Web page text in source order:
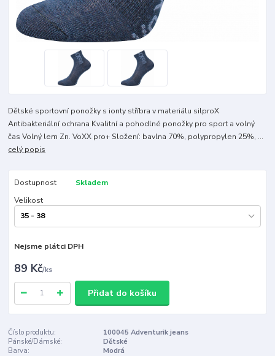
Dětské sportovní ponožky s ionty stříbra v materiálu silproX
Antibakteriální ochrana Kvalitní a pohodlné ponožky pro sport a volný
čas Volný lem Zn. VoXX pro+ Složení: bavlna 70%, polypropylen 25%, ...
celý popis
Dostupnost
Skladem
Velikost
Nejsme plátci DPH
89 Kč/ks
Přidat do košíku
Číslo produktu:
100045 Adventurik jeans
Pánské/Dámské:
Dětské
Barva:
Modrá